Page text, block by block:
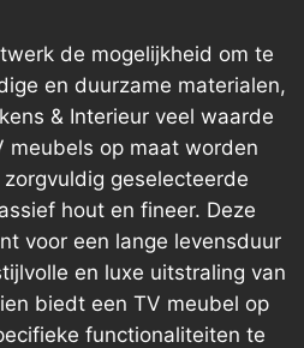
de mogelijkheid om te
en duurzame materialen,
& Interieur veel waarde
meubels op maat worden
geselecteerde
hout en fineer. Deze
voor een lange levensduur
en luxe uitstraling van
biedt een TV meubel op
functionaliteiten te